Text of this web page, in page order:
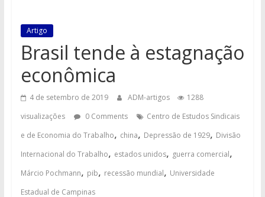
Responsabilidade
Artigo
Brasil tende à estagnação
econômica
4 de setembro de 2019 ADM-artigos
1288
visualizações
0 Comments
Centro de Estudos Sindicais
e de Economia do Trabalho, china, Depressão de 1929, Divisão
Internacional do Trabalho, estados unidos, guerra comercial,
Márcio Pochmann, pib, recessão mundial, Universidade
Estadual de Campinas